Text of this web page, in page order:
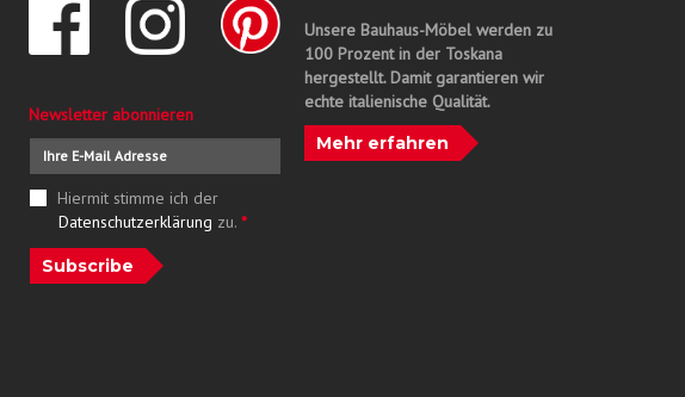
Newsletter abonnieren
Hiermit stimme ich der
Datenschutzerklärung zu. *
Subscribe
Unsere Bauhaus-Möbel werden zu
100 Prozent in der Toskana
hergestellt. Damit garantieren wir
echte italienische Qualität.
Mehr erfahren